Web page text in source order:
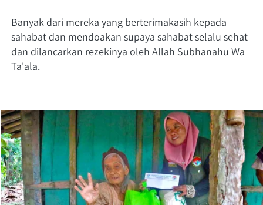
Banyak dari mereka yang berterimakasih kepada
sahabat dan mendoakan supaya sahabat selalu sehat
dan dilancarkan rezekinya oleh Allah Subhanahu Wa
Ta'ala.